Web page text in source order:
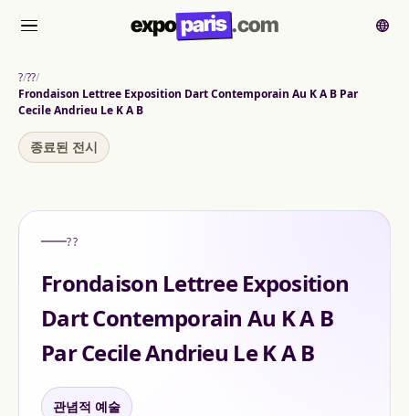
메뉴 expoparis.com
? ??
Frondaison Lettree Exposition Dart Contemporain Au K A B Par
Cecile Andrieu Le K A B
종료된 전시
??
Frondaison Lettree Exposition
Dart Contemporain Au K A B
Par Cecile Andrieu Le K A B
관념적 예술